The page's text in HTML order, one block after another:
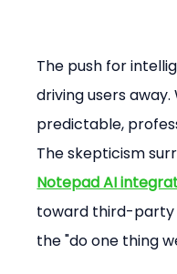
The push for
driving users
predictable,
The skepticism
Notepad AI
toward third-
the "do one thing